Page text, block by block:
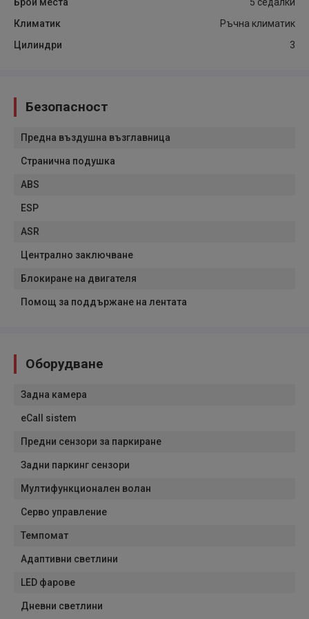
Климатик
Ръчна климатик
Цилиндри
3
Безопасност
Предна въздушна възглавница
Странична подушка
ABS
ESP
ASR
Централно заключване
Блокиране на двигателя
Помощ за поддържане на лентата
Оборудване
Задна камера
eCall sistem
Предни сензори за паркиране
Задни паркинг сензори
Мултифункционален волан
Серво управление
Темпомат
Адаптивни светлини
LED фарове
Дневни светлини